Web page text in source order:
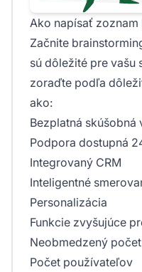
Ako napísať zoznam
Začnite
sú dôležité pre vašu
zoraďte podľa
ako:
Bezplatná skúšobná
Podpora dostupná
Integrovaný CRM
Inteligentné
Personalizácia
Funkcie zvyšujúce
Neobmedzený
Počet používateľov